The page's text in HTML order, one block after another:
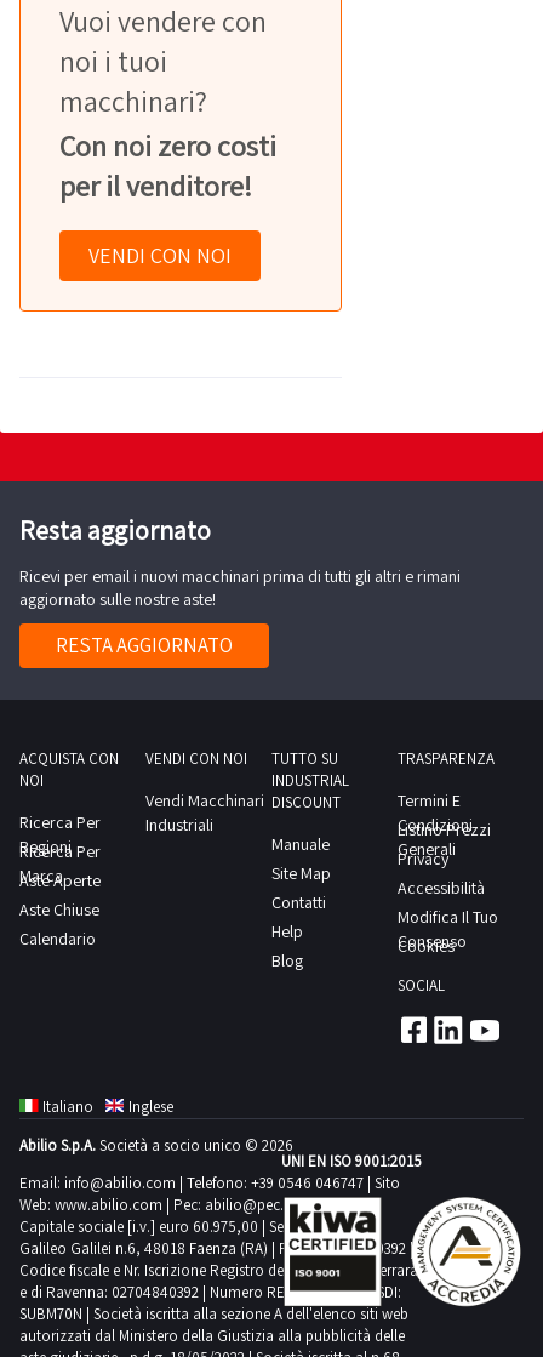
Vuoi vendere con
noi i tuoi
macchinari?
Con noi zero costi
per il venditore!
VENDI CON NOI
Resta aggiornato
Ricevi per email i nuovi macchinari prima di tutti gli altri e rimani
aggiornato sulle nostre aste!
RESTA AGGIORNATO
ACQUISTA CON
NOI
Ricerca Per
Regioni
Ricerca Per
Marca
Aste Aperte
Aste Chiuse
Calendario
VENDI CON NOI
Vendi Macchinari
Industriali
TUTTO SU
INDUSTRIAL
DISCOUNT
Manuale
Site Map
Contatti
Help
Blog
TRASPARENZA
Termini E
Condizioni
Generali
Listino Prezzi
Privacy
Accessibilità
Modifica Il Tuo
Consenso
Cookies
SOCIAL
Italiano
Inglese
Abilio S.p.A.Società a socio unico © 2026
Email: info@abilio.com | Telefono: +39 0546 046747 | Sito
Web: www.abilio.com | Pec: abilio@pec.illimity.com
Capitale sociale [i.v.] euro 60.975,00 | Sede legale in Via
Galileo Galilei n.6, 48018 Faenza (RA) | P.IVA: 02704840392 |
Codice fiscale e Nr. Iscrizione Registro delle Imprese di Ferrara
e di Ravenna: 02704840392 | Numero REA RA 224830 | SDI:
SUBM70N | Società iscritta alla sezione A dell'elenco siti web
autorizzati dal Ministero della Giustizia alla pubblicità delle
UNI EN ISO 9001:2015